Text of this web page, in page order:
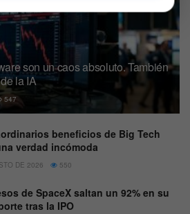
son un caos absoluto. También
la IA
547
beneficios de Big Tech
verdad incómoda
DE 2026 550
de SpaceX saltan un 92% en su
tras la IPO